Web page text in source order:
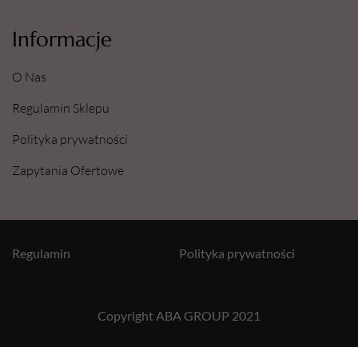
Informacje
O Nas
Regulamin Sklepu
Polityka prywatności
Zapytania Ofertowe
Copyright ABA GROUP 2021
Polityka prywatności
Regulamin